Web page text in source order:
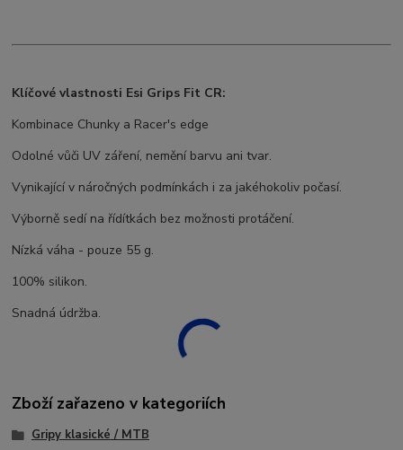
Klíčové vlastnosti Esi Grips Fit CR:
Kombinace Chunky a Racer's edge
Odolné vůči UV záření, nemění barvu ani tvar.
Vynikající v náročných podmínkách i za jakéhokoliv počasí.
Výborně sedí na řídítkách bez možnosti protáčení.
Nízká váha - pouze 55 g.
100% silikon.
Snadná údržba.
Zboží zařazeno v kategoriích
Gripy klasické / MTB